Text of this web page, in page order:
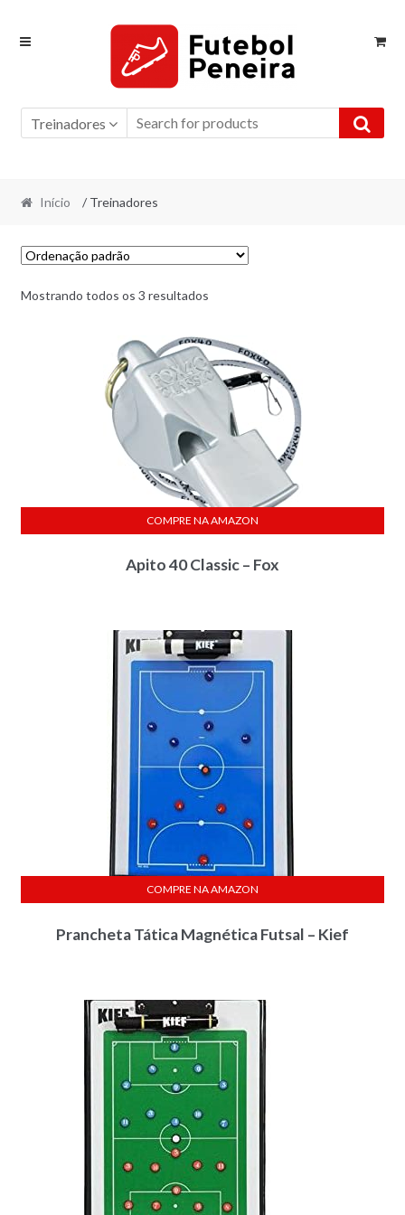
Skip
Skip
Treinadores
Início / Treinadores
Mostrando todos os 3 resultados
Apito 40 Classic – Fox
COMPRE NA AMAZON
Prancheta Tática Magnética Futsal – Kief
COMPRE NA AMAZON